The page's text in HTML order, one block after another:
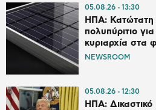
05.08.26 13:30
ΗΠΑ: Κατώτατη
πολυπύριτιο
κυριαρχία στα
NEWSROOM
05.08.26 12:30
ΗΠΑ: